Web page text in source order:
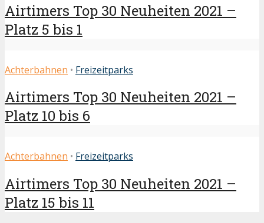
Airtimers Top 30 Neuheiten 2021 –
Platz 5 bis 1
Achterbahnen • Freizeitparks
Airtimers Top 30 Neuheiten 2021 –
Platz 10 bis 6
Achterbahnen • Freizeitparks
Airtimers Top 30 Neuheiten 2021 –
Platz 15 bis 11